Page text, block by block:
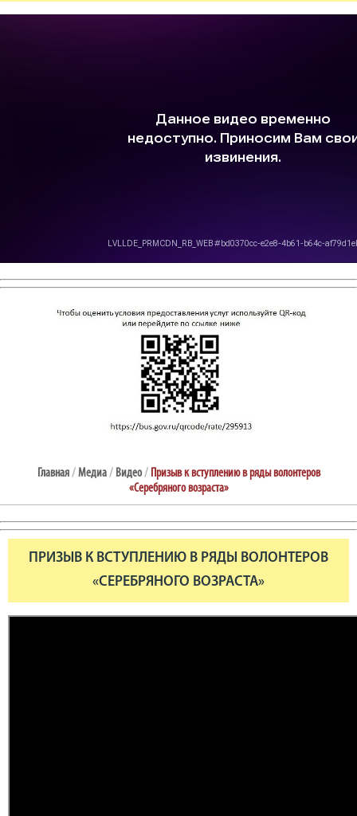
Главная / Медиа / Видео /
Призыв к вступлению в ряды волонтеров
«Серебряного возраста»
ПРИЗЫВ К ВСТУПЛЕНИЮ В РЯДЫ ВОЛОНТЕРОВ
«СЕРЕБРЯНОГО ВОЗРАСТА»